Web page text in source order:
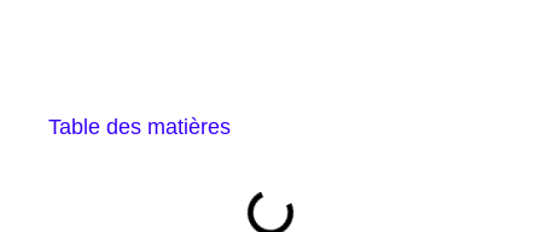
Table des matières